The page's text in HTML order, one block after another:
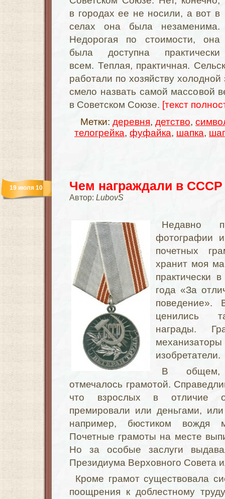
в городах ее не носили, а вот в
селах она была незаменима.
Недорогая по стоимости, она
была доступна практически
всем. Теплая, практичная.
работали по хозяйству
смело назвать самой массовой
в Советском Союзе. [текст
Метки: деревня, детство,
телогрейка, фуфайка, шапка,
Чем награждали в
Автор: LubovS
19 июля 10
Недавно
фотографии
почетных
хранит моя
практически
года «За
ценились
награды.
изобретатели.
В общем,
отмечалось грамотой.
что взрослых в отличие
премировали или деньгами,
например, бюстиком вождя
Почетные грамоты на месте
Но за особые заслуги
Президиума Верховного Совета
Кроме грамот существовала
поощрения к доблестному